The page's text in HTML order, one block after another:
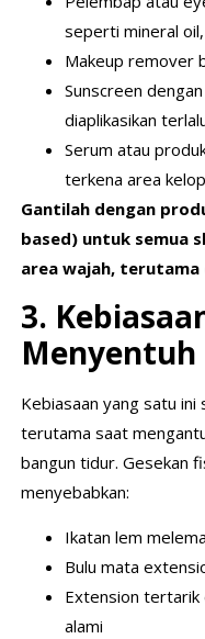
seperti mineral
Makeup remover
Sunscreen
diaplikasikan
Serum atau
terkena area
Gantilah dengan
based) untuk semua
area wajah,
3.
Kebiasaan yang satu ini
terutama saat
bangun tidur. Gesekan
menyebabkan:
Ikatan lem
Bulu mata
Extension tertarik
alami